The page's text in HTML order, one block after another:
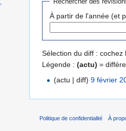
À partir de l'année (et
Sélection du diff :
Légende : (actu) =
(actu | diff) 9 février
Politique de confidentialité À